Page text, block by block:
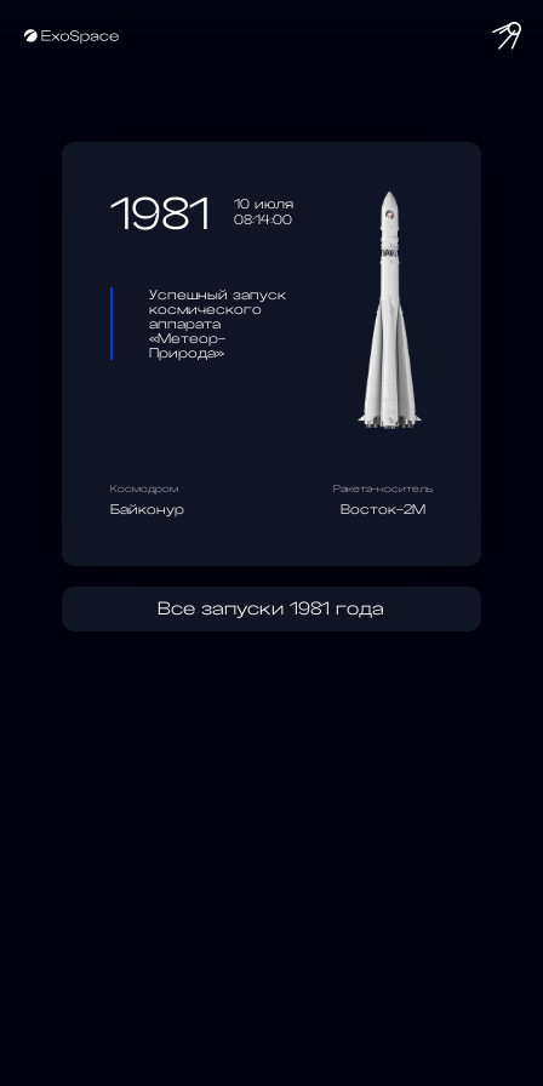
1981
10 июля
08:14:00
Успешный запуск
космического
аппарата
«Метеор-
Природа»
Космодром
Байконур
Ракета-носитель
Восток-2М
Все запуски 1981 года